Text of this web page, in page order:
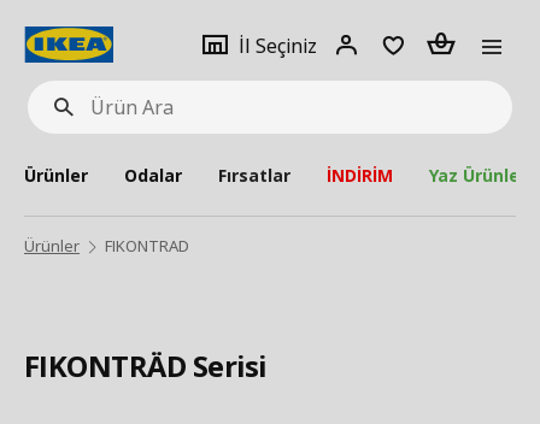
Ürün
Ara
İl Seçiniz
Giriş
Adet
Ürünler Odalar Fırsatlar İNDİRİM Yaz Ürünleri
Ürünler FIKONTRAD
FIKONTRÄD Serisi